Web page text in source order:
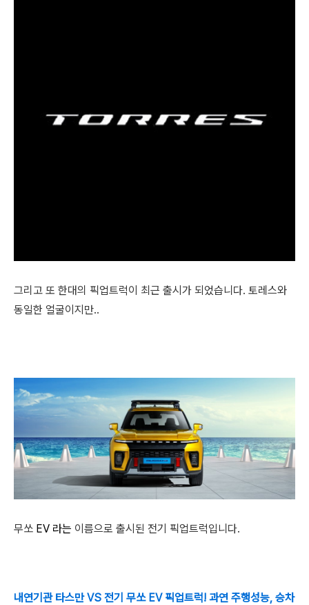
그리고 또 한대의 픽업트럭이 최근 출시가 되었습니다. 토레스와
동일한 얼굴이지만..
무쏘 EV 라는 이름으로 출시된 전기 픽업트럭입니다.
내연기관 타스만 VS 전기 무쏘 EV 픽업트럭! 과연 주행성능, 승차